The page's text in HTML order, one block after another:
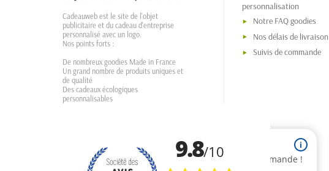
Cadeauweb est le site de l'objet
publicitaire et du cadeau d'entreprise
personnalisé avec un logo.
Nos points forts :
De nombreux goodies Made in France
Un grand nombre de produits uniques et
de qualité
Des cadeaux écologiques
personnalisables
personnalisation
Notre FAQ goodies
Nos délais de livraison
Suivis de commande